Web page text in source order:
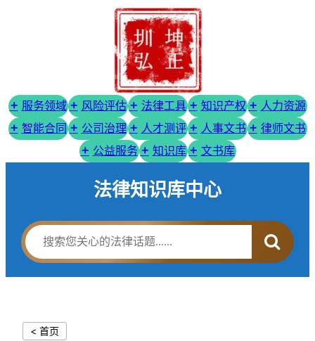
服务领域 风险评估 法律工具 知识产权
人力资源
智能合同
公司治理 人才测评 人事文书
律师文书
公益服务
知识库 文书库
法律知识库中心
< 首页